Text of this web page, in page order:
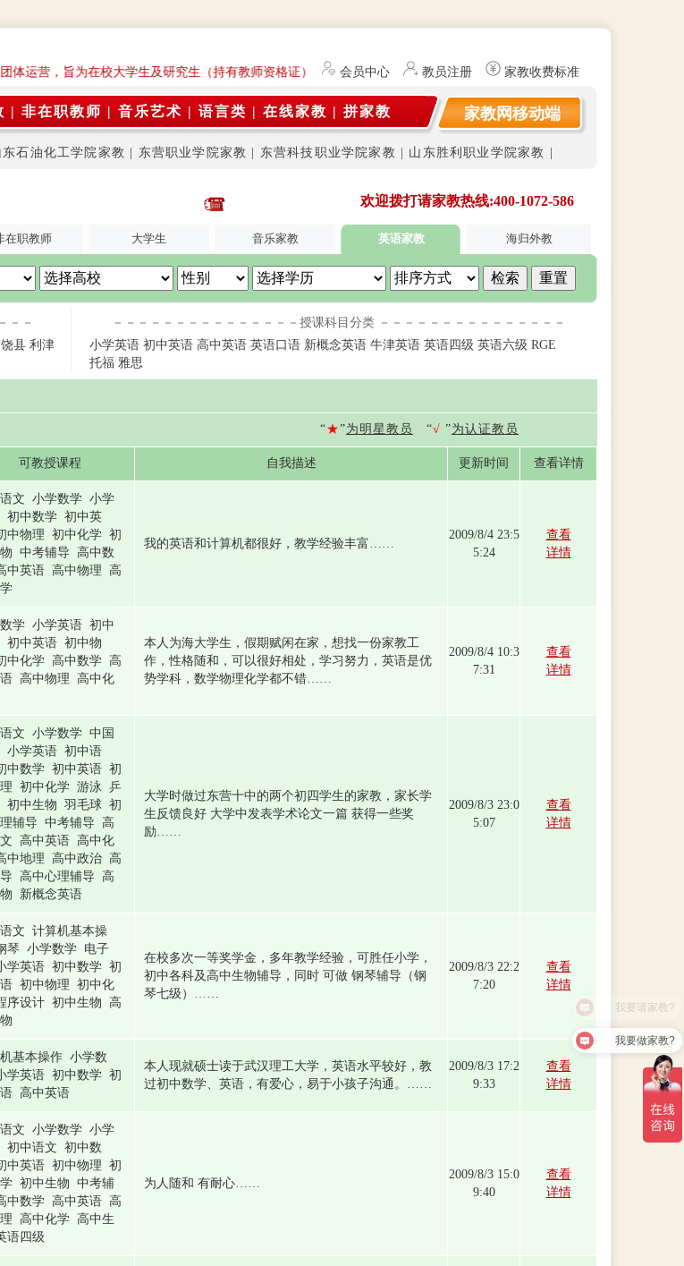
体运营，旨为在校大学生及研究生（持有教师资格证）提供勤工俭学、社会实践兼职信息的服务平台。平台不开展任何
会员中心 教员注册 家教收费标准
| 非在职教师 | 音乐艺术 | 语言类 | 在线家教 | 拼家教 家教网移动端
东石油化工学院家教 东营职业学院家教 东营科技职业学院家教 山东胜利职业学院家教
欢迎拨打请家教热线:400-1072-586
在职教师 大学生 音乐家教 英语家教 海归外教
－－
县 利津
－－－－－－－－－－－－－－－授课科目分类 －－－－－－－－－－－－－－－
小学英语 初中英语 高中英语 英语口语 新概念英语 牛津英语 英语四级 英语六级 RGE
托福 雅思
“★”为明星教员 “√ ”为认证教员
可教授课程 自我描述 更新时间 查看详情
文 小学数学 小学
初中数学 初中英
中物理 初中化学 初
中考辅导 高中数
中英语 高中物理 高
我的英语和计算机都很好，教学经验丰富……
2009/8/4 23:5
5:24
查看
详情
学 小学英语 初中
初中英语 初中物
中化学 高中数学 高
高中物理 高中化
本人为海大学生，假期赋闲在家，想找一份家教工
作，性格随和，可以很好相处，学习努力，英语是优
势学科，数学物理化学都不错……
2009/8/4 10:3
7:31
查看
详情
文 小学数学 中国
小学英语 初中语
中数学 初中英语 初
初中化学 游泳 乒
初中生物 羽毛球 初
辅导 中考辅导 高
高中英语 高中化
中地理 高中政治 高
高中心理辅导 高
新概念英语
大学时做过东营十中的两个初四学生的家教，家长学
生反馈良好 大学中发表学术论文一篇 获得一些奖
励……
2009/8/3 23:0
5:07
查看
详情
文 计算机基本操
琴 小学数学 电子
学英语 初中数学 初
初中物理 初中化
序设计 初中生物 高
在校多次一等奖学金，多年教学经验，可胜任小学，
初中各科及高中生物辅导，同时 可做 钢琴辅导（钢
琴七级）……
2009/8/3 22:2
7:20
查看
详情
基本操作 小学数
学英语 初中数学 初
高中英语
本人现就硕士读于武汉理工大学，英语水平较好，教
过初中数学、英语，有爱心，易于小孩子沟通。……
2009/8/3 17:2
9:33
查看
详情
文 小学数学 小学
初中语文 初中数
中英语 初中物理 初
初中生物 中考辅
中数学 高中英语 高
高中化学 高中生
语四级
为人随和 有耐心……
2009/8/3 15:0
9:40
查看
详情
我要做家教?